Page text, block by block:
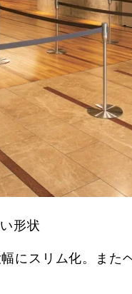
形状
にスリム化。ま